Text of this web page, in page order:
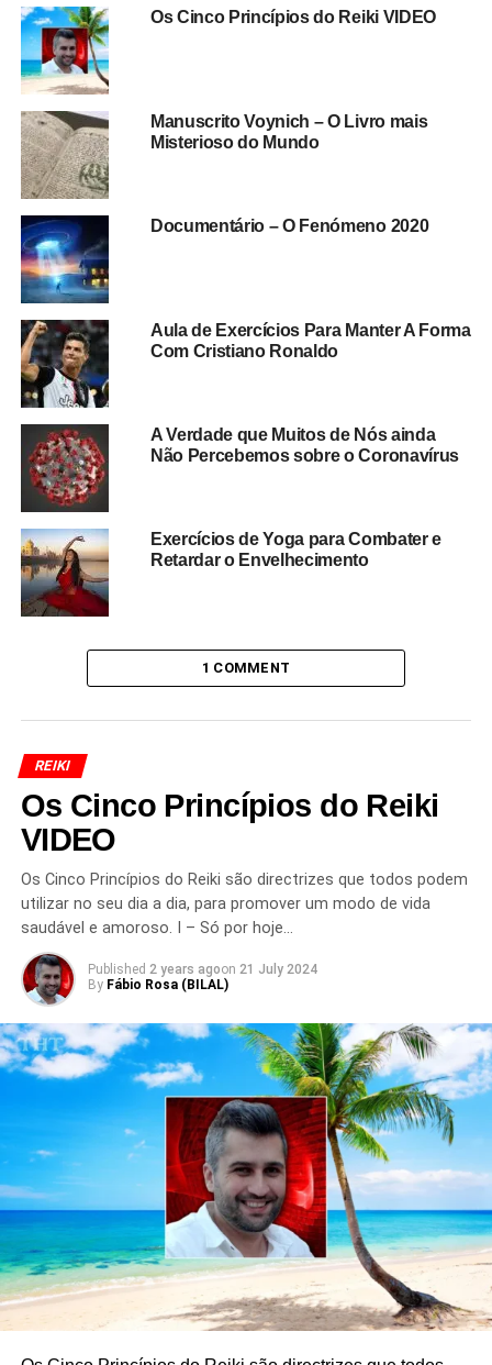
Os Cinco Princípios do Reiki VIDEO
Manuscrito Voynich – O Livro mais
Misterioso do Mundo
Documentário – O Fenómeno 2020
Aula de Exercícios Para Manter A Forma
Com Cristiano Ronaldo
A Verdade que Muitos de Nós ainda
Não Percebemos sobre o Coronavírus
Exercícios de Yoga para Combater e
Retardar o Envelhecimento
1 COMMENT
REIKI
Os Cinco Princípios do Reiki
VIDEO
Os Cinco Princípios do Reiki são directrizes que todos podem
utilizar no seu dia a dia, para promover um modo de vida
saudável e amoroso. I – Só por hoje…
Published 2 years agoon 21 July 2024
By Fábio Rosa (BILAL)